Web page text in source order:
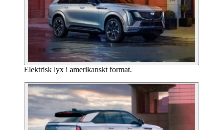
Elektrisk lyx i amerikanskt format.